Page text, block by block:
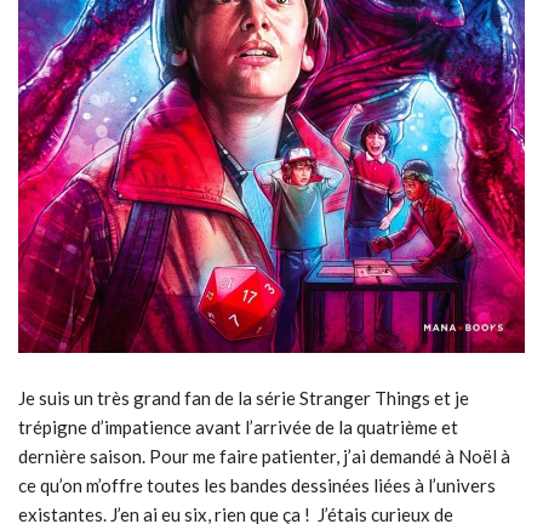
Je suis un très grand fan de la série Stranger Things et je
trépigne d’impatience avant l’arrivée de la quatrième et
dernière saison. Pour me faire patienter, j’ai demandé à Noël à
ce qu’on m’offre toutes les bandes dessinées liées à l’univers
existantes. J’en ai eu six, rien que ça ! J’étais curieux de